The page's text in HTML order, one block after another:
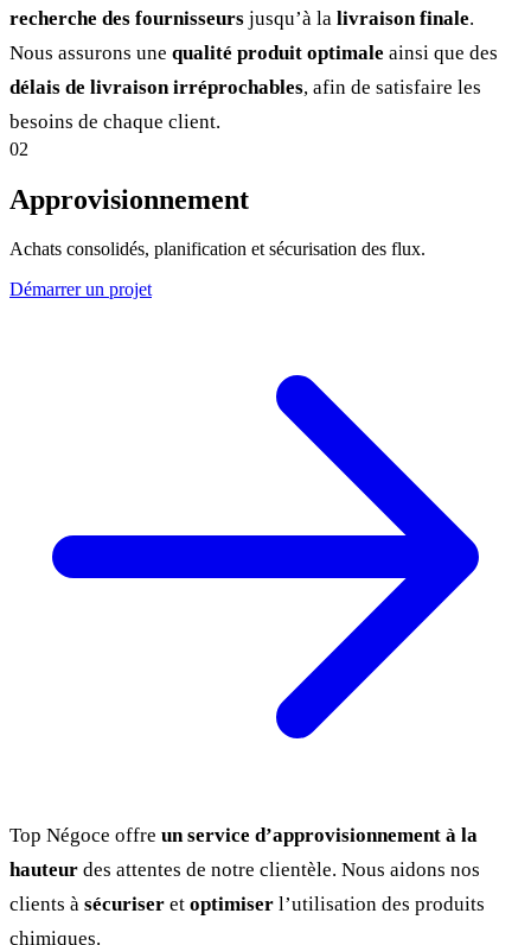
recherche des fournisseurs jusqu’à la livraison finale.
Nous assurons une qualité produit optimale ainsi que des
délais de livraison irréprochables, afin de satisfaire les
besoins de chaque client.
02
Approvisionnement
Achats consolidés, planification et sécurisation des flux.
Démarrer un projet
Top Négoce offre un service d’approvisionnement à la
hauteur des attentes de notre clientèle. Nous aidons nos
clients à sécuriser et optimiser l’utilisation des produits
chimiques.